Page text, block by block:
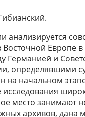
анализируется
Европе в
Германией и
определявшими
на начальном
место занимают
архивов, дана